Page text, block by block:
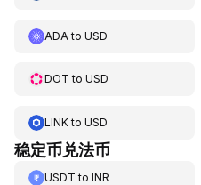
ADA to USD
DOT to USD
LINKto USD
稳定币兑法币
USDT to INR